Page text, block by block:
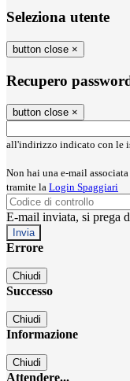
Seleziona utente
button close ×
Recupero
button close ×
all'indirizzo indicato con le
Non hai una e-mail
tramite la Login Spaggiari
E-mail inviata, si prega
Errore
Chiudi
Successo
Chiudi
Informazione
Chiudi
Attendere...